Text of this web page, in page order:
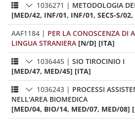
1036271 | METODOLOGIA
[MED/42, INF/01, INF/01, SECS-S/
AAF1184 | PER LA CONOSCENZA DI
LINGUA STRANIERA [N/D] [ITA]
1036445 | SIO TIROCINIO I
[MED/47, MED/45] [ITA]
1036243 | PROCESSI
NELL'AREA BIOMEDICA
[MED/04, BIO/14, MED/07, MED/08]